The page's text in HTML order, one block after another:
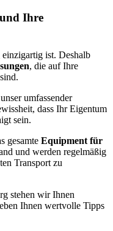
Ihre
ist. Deshalb
, die auf Ihre
umfassender
dass Ihr Eigentum
sein.
gesamte Equipment für
und werden regelmäßig
Transport zu
stehen wir Ihnen
Ihnen wertvolle Tipps